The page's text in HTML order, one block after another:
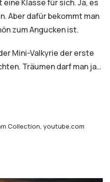
Klasse für sich. Ja, es
Aber dafür bekommt man
zum Angucken ist.
Mini-Valkyrie der erste
Träumen darf man ja…
Collection, youtube.com